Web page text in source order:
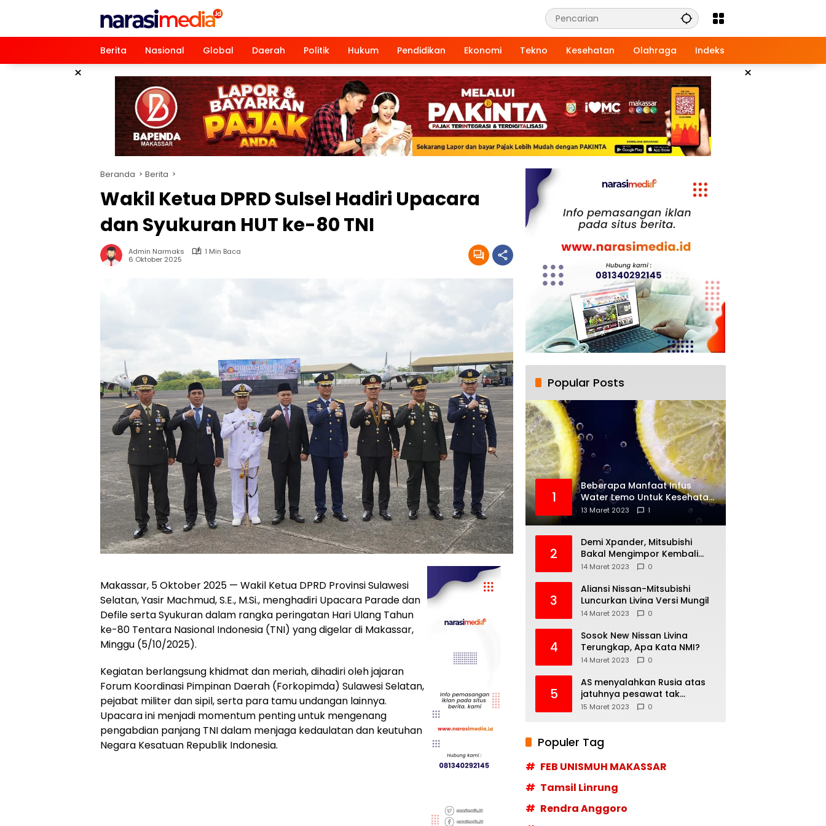
Berita
Nasional Global Daerah Politik Hukum Pendidikan Ekonomi Tekno Kesehatan Olahraga Indeks
× ×
Beranda Berita
Wakil Ketua DPRD Sulsel Hadiri Upacara
dan Syukuran HUT ke-80 TNI
Admin Narmaks
1 Min Baca
6 Oktober 2025
Makassar, 5 Oktober 2025 — Wakil Ketua DPRD Provinsi Sulawesi
Selatan, Yasir Machmud, S.E., M.Si., menghadiri Upacara Parade dan
Defile serta Syukuran dalam rangka peringatan Hari Ulang Tahun
ke-80 Tentara Nasional Indonesia (TNI) yang digelar di Makassar,
Minggu (5/10/2025).
Kegiatan berlangsung khidmat dan meriah, dihadiri oleh jajaran
Forum Koordinasi Pimpinan Daerah (Forkopimda) Sulawesi Selatan,
pejabat militer dan sipil, serta para tamu undangan lainnya.
Upacara ini menjadi momentum penting untuk mengenang
pengabdian panjang TNI dalam menjaga kedaulatan dan keutuhan
Negara Kesatuan Republik Indonesia.
Popular Posts
1
Beberapa Manfaat Infus
Water Lemo Untuk Kesehatan
Anda
13 Maret 2023 1
2
Demi Xpander, Mitsubishi
Bakal Mengimpor Kembali
Pajero Sport
14 Maret 2023 0
3
Aliansi Nissan-Mitsubishi
Luncurkan Livina Versi Mungil
14 Maret 2023 0
4
Sosok New Nissan Livina
Terungkap, Apa Kata NMI?
14 Maret 2023 0
5
AS menyalahkan Rusia atas
jatuhnya pesawat tak
berawak di Laut Hitam,
15 Maret 2023 0
Populer Tag
FEB UNISMUH MAKASSAR
Tamsil Linrung
Rendra Anggoro